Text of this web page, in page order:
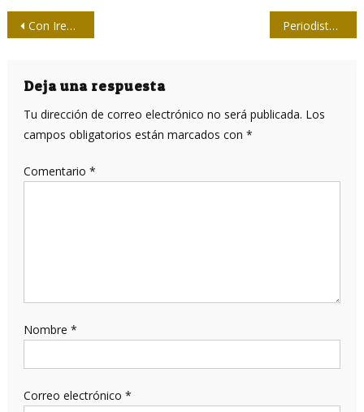
Navegación
entradas
Con Irene Forbes sobre la plataforma de la combatividad Periodistas demandan a nuevo presidente mexicano poner alto a la violencia contra ellos
Deja una respuesta
Tu dirección de correo electrónico no será publicada. Los
campos obligatorios están marcados con *
Comentario *
Nombre *
Correo electrónico *